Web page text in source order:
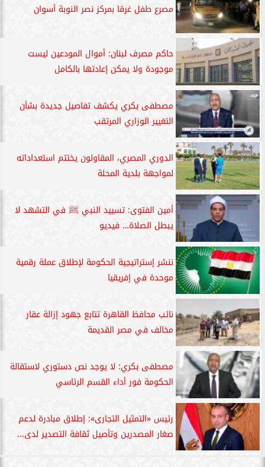
مصرع طفل غرقا بمركز نصر النوبة أسوان
حاكم مصرف لبنان: أموال المودعين ليست
موجودة ولا يمكن إعادتها بالكامل
مصطفى بكري يكشف تفاصيل جديدة بشأن
التغيير الوزاري المرتقب
الدوري المصري، المقاولون يختتم استعداداته
لمواجهة بلدية المحلة
أمين الفتوى: تسييد النبي ﷺ في التشهد لا
يبطل الصلاة… فيديو
ننشر إستراتيجية الحكومة لإطلاق عملة رقمية
موحدة في إفريقيا
نائب محافظ القاهرة تتابع جهود إزالة عقار
مخالف في مصر القديمة
مصطفى بكري: لا يوجد نص دستوري لاستقالة
الحكومة فور أداء القسم الرئاسي
رئيس «التمثيل التجارى»: إطلاق مبادرة لدعم
صغار المصدرين وتأصيل ثقافة التصدير لدى...